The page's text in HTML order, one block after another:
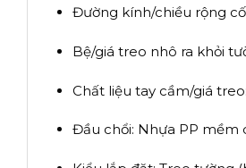
Đường kính/chiều rộng
Bệ/giá treo nhô ra khỏi
Chất liệu tay cầm/giá
Đầu chổi: Nhựa PP mềm